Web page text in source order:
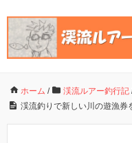
ホーム / 渓流ルアー釣行記
渓流釣りで新しい川の遊漁券